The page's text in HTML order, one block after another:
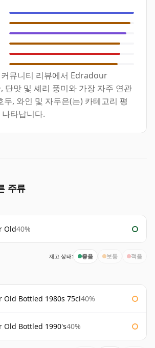
뮤니티 리뷰에서 Edradour
단맛 및 셰리 풍미와 가장 자주 연관
두, 와인 및 자두은(는) 카테고리 평
타납니다.
주류
Old40%
재고 상태: 좋음 보통 적음
Old Bottled 1980s 75cl40%
Old Bottled 1990's40%